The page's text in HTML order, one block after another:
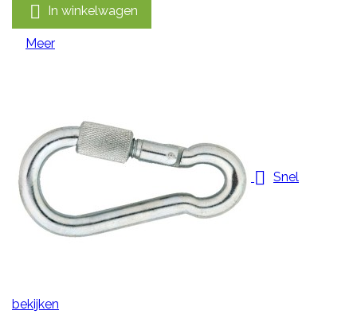
 In winkelwagen
Meer
 Snel
bekijken